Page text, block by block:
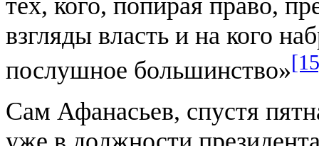
взгляды власть и на кого
послушное большинство»
Сам Афанасьев, спустя